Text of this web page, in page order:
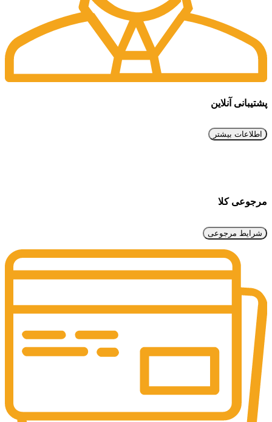
پشتیبانی آنلاین
اطلاعات بیشتر
مرجوعی کلا
شرایط مرجوعی